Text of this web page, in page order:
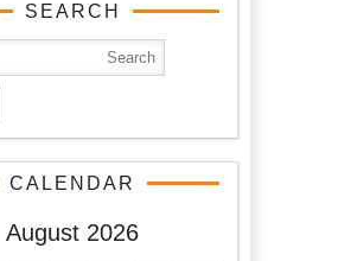
SEARCH
CALENDAR
August 2026